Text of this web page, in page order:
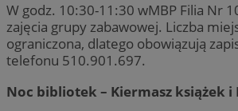
W godz. 10:30-11:30 wMBP Filia Nr
zajęcia grupy zabawowej. Liczba
ograniczona, dlatego obowiązują
telefonu 510.901.697.
Noc bibliotek – Kiermasz książek i